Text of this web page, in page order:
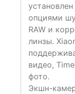
опциями
RAW и
линзы.
видео,
фото.
Экшн-